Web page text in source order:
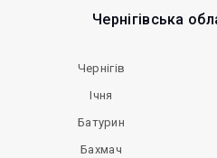
Чернігівська
Чернігів
Ічня
Батурин
Бахмач